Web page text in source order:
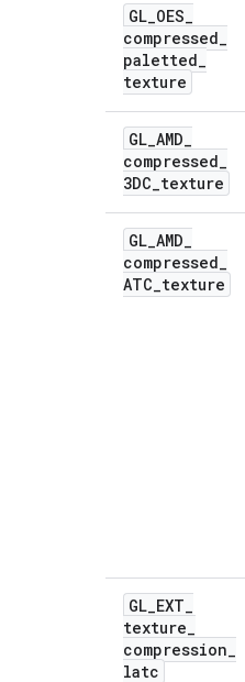
GL_OES_
compressed_
paletted_
texture
GL_AMD_
compressed_
3DC_texture
GL_AMD_
compressed_
ATC_texture
GL_EXT_
texture_
compression_
latc